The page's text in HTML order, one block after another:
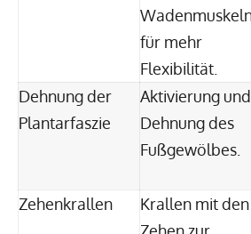
für mehr
Flexibilität.
Dehnung der
Plantarfaszie
Aktivierung und
Dehnung des
Fußgewölbes.
Zehenkrallen
Krallen mit den